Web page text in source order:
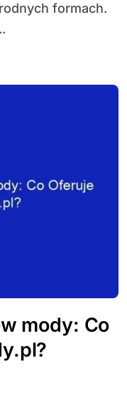
formach.
mody: Co